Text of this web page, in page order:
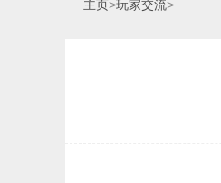
主页>玩家交流>